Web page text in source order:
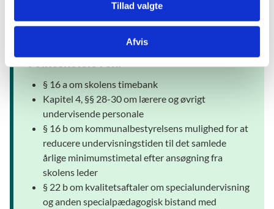
Tillad valgte
Afvis
Folkeskoleloven:
§ 16 a om skolens timebank
Kapitel 4, §§ 28-30 om lærere og øvrigt
undervisende personale
§ 16 b om kommunalbestyrelsens mulighed for at
reducere undervisningstiden til det samlede
årlige minimumstimetal efter ansøgning fra
skolens leder
§ 22 b om kvalitetsaftaler om specialundervisning
og anden specialpædagogisk bistand med